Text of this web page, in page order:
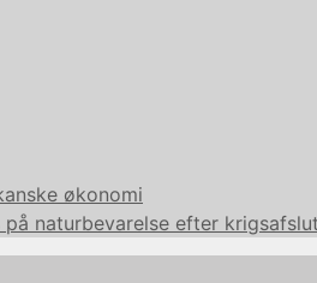
økonomi
naturbevarelse efter